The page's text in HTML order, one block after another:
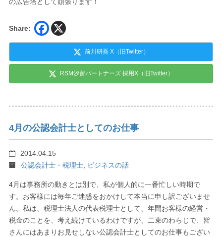
の広告塔として頑張ります！
Share:
前川研吾 X（旧Twitter）
RSM汐留パートナーズ 採用X（旧Twitter）
4月の公認会計士としてのお仕事
2014.04.15
公認会計士・税理士, ビジネスの話
4月は事務所の動きとは別で、私が個人的に一番忙しい時期で
す。お客様には毎年ご迷惑をおかけして本当に申し訳ございませ
ん。私は、税理士法人の代表税理士として、年間お客様の経営・
税金のことを、考え続けているわけですが、二束のわらじで、皆
さんにはあまりお見せしない公認会計士としてのお仕事もござい